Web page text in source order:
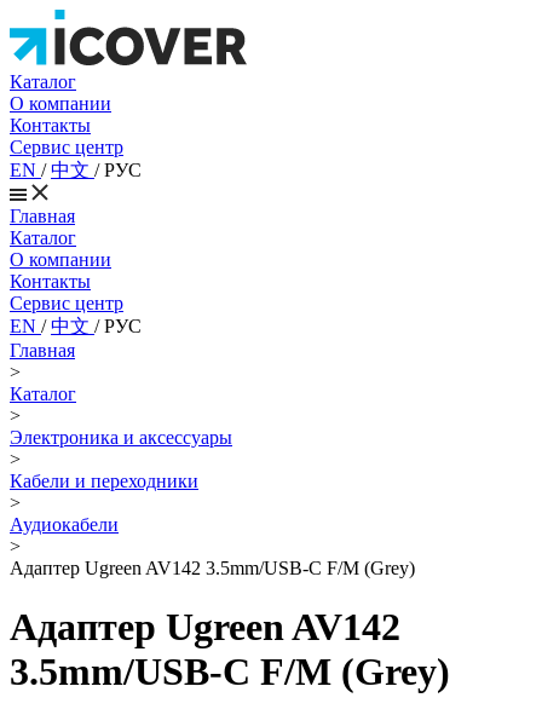
Каталог
О компании
Контакты
Сервис центр
EN /中文 /РУС
Главная
Каталог
О компании
Контакты
Сервис центр
EN /中文 /РУС
Главная
>
Каталог
>
Электроника и аксессуары
>
Кабели и переходники
>
Аудиокабели
>
Адаптер Ugreen AV142 3.5mm/USB-C F/M (Grey)
Адаптер Ugreen AV142
3.5mm/USB-C F/M (Grey)